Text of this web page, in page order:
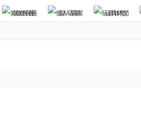
美妝保養 個人清潔 玩具休閒